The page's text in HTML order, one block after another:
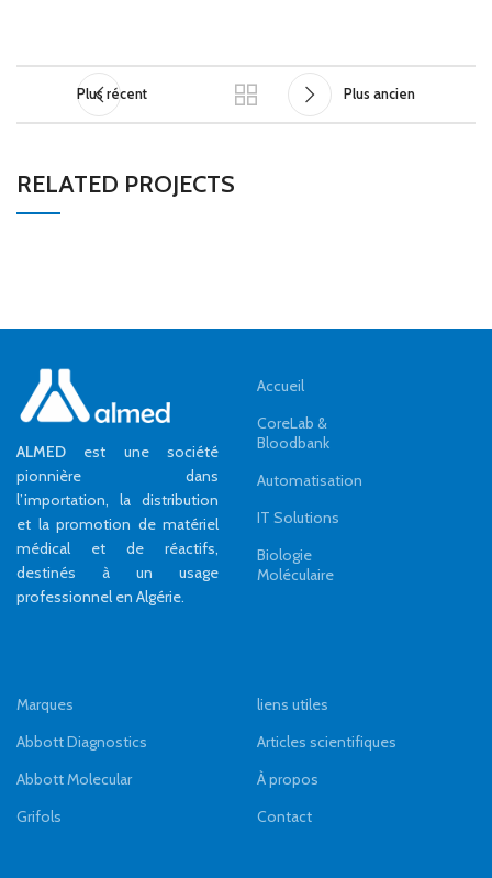
Plus récent Plus ancien
RELATED PROJECTS
ALMED est une société
pionnière dans
l’importation, la distribution
et la promotion de matériel
médical et de réactifs,
destinés à un usage
professionnel en Algérie.
Accueil
CoreLab &
Bloodbank
Automatisation
IT Solutions
Biologie
Moléculaire
Marques
Abbott Diagnostics
Abbott Molecular
Grifols
liens utiles
Articles scientifiques
À propos
Contact